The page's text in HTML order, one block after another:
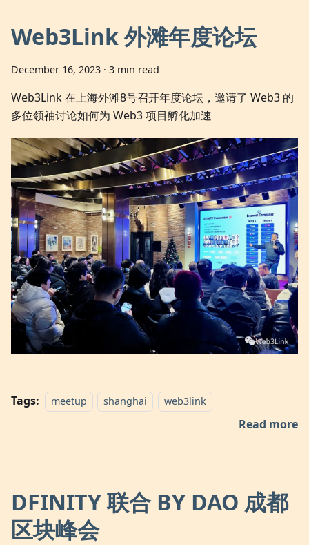
Web3Link 外滩年度论坛
December 16, 2023 · 3 min read
Web3Link 在上海外滩8号召开年度论坛，邀请了 Web3 的
多位领袖讨论如何为 Web3 项目孵化加速
Tags: meetup shanghai web3link
Read more
DFINITY 联合 BY DAO 成都
区块峰会